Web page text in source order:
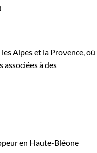
Alpes et la Provence, où
à des
en Haute-Bléone